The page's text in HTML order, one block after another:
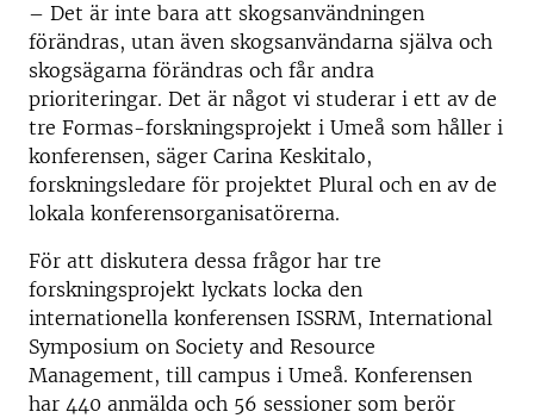
– Det är inte bara att skogsanvändningen
förändras, utan även skogsanvändarna själva och
skogsägarna förändras och får andra
prioriteringar. Det är något vi studerar i ett av de
tre Formas-forskningsprojekt i Umeå som håller i
konferensen, säger Carina Keskitalo,
forskningsledare för projektet Plural och en av de
lokala konferensorganisatörerna.
För att diskutera dessa frågor har tre
forskningsprojekt lyckats locka den
internationella konferensen ISSRM, International
Symposium on Society and Resource
Management, till campus i Umeå. Konferensen
har 440 anmälda och 56 sessioner som berör